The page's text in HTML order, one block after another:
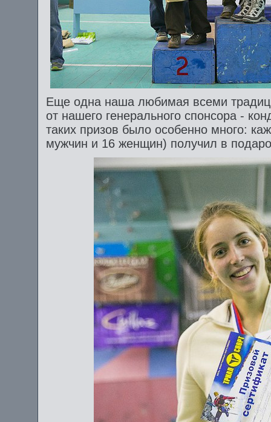
Еще одна наша любимая всеми
от нашего генерального спонсора -
таких призов было особенно много:
мужчин и 16 женщин) получил в